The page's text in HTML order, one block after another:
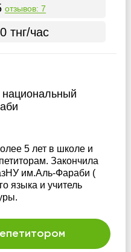
отзывов: 7
тнг/час
национальный
5 лет в школе и
Закончила
им.Аль-Фараби (
языка и учитель